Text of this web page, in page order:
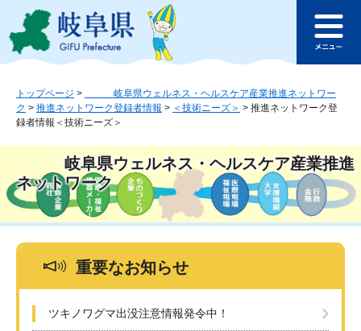
ジ
。
ュ
て
へ
このページの本文へ
ュ
トップページ >
岐阜県ウェルネス・ヘルスケア産業推進ネットワー
ク > 推進ネットワーク登録者情報 > ＜技術ニーズ＞ > 推進ネットワーク登
録者情報＜技術ニーズ＞
岐阜県ウェルネス・ヘルスケア産業推進
ネットワーク
重要なお知らせ
ツキノワグマ出没注意情報発令中！